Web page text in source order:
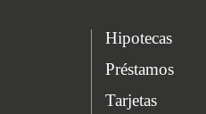
Hipotecas
Préstamos
Tarjetas